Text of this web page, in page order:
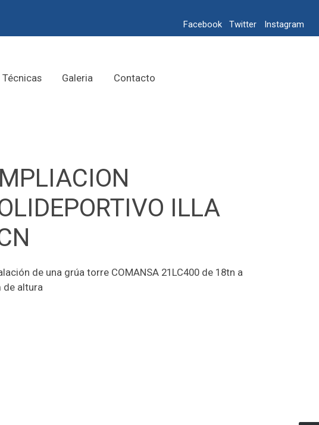
Facebook Twitter Instagram
Técnicas Galeria Contacto
ILLA
de una grúa torre COMANSA 21LC400 de 18tn a
de altura